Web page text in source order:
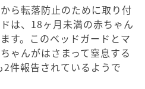
ら転落防止のために取り付
は、18ヶ月未満の赤ちゃん
す。このベッドガードとマ
ゃんがはさまって窒息する
件報告されているようで